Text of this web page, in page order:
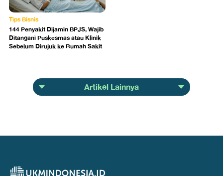
Tips Bisnis
144 Penyakit Dijamin BPJS, Wajib
Ditangani Puskesmas atau Klinik
Sebelum Dirujuk ke Rumah Sakit
Artikel Lainnya